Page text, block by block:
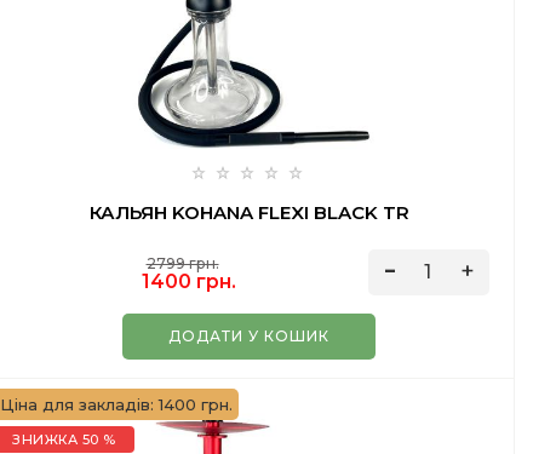
КАЛЬЯН KOHANA FLEXI BLACK TR
2799 грн.
1400 грн.
ДОДАТИ У КОШИК
Ціна для закладів: 1400 грн.
ЗНИЖКА 50 %